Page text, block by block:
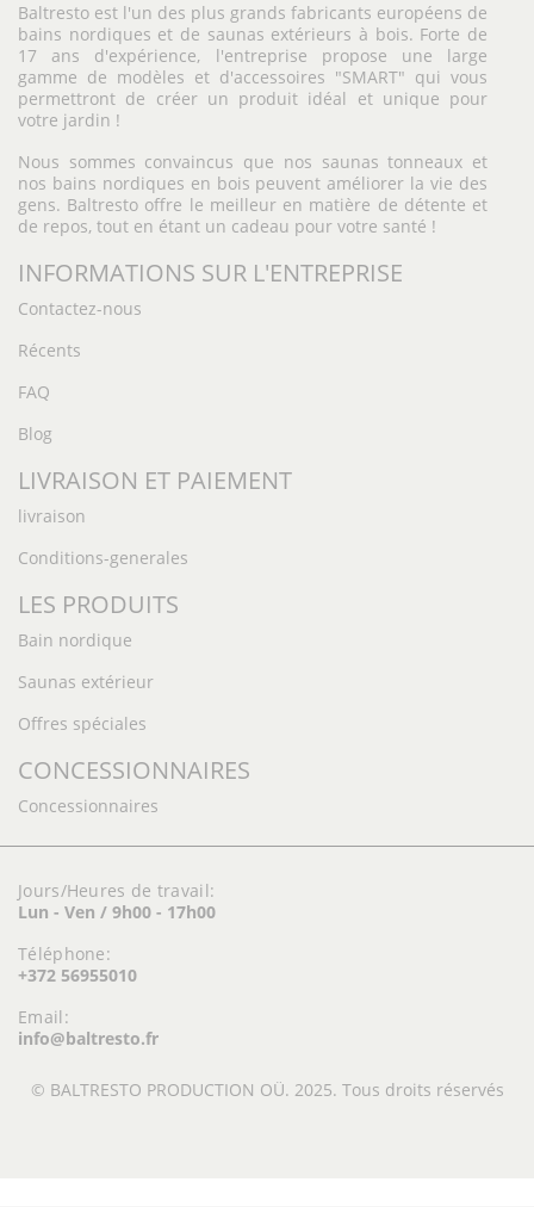
Baltresto est l'un des plus grands fabricants européens de
bains nordiques et de saunas extérieurs à bois. Forte de
17 ans d'expérience, l'entreprise propose une large
gamme de modèles et d'accessoires "SMART" qui vous
permettront de créer un produit idéal et unique pour
votre jardin !
Nous sommes convaincus que nos saunas tonneaux et
nos bains nordiques en bois peuvent améliorer la vie des
gens. Baltresto offre le meilleur en matière de détente et
de repos, tout en étant un cadeau pour votre santé !
INFORMATIONS SUR L'ENTREPRISE
Contactez-nous
Récents
FAQ
Blog
LIVRAISON ET PAIEMENT
livraison
Conditions-generales
LES PRODUITS
Bain nordique
Saunas extérieur
Offres spéciales
CONCESSIONNAIRES
Concessionnaires
Jours/Heures de travail:
Lun - Ven / 9h00 - 17h00
Téléphone:
+372 56955010
Email:
info@baltresto.fr
© BALTRESTO PRODUCTION OÜ. 2025. Tous droits réservés